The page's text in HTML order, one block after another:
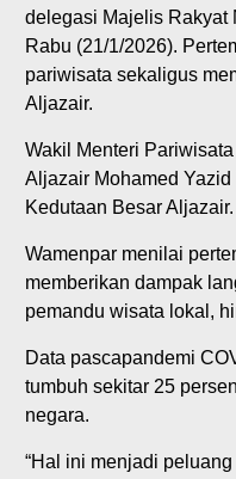
delegasi Majelis Rakyat
Rabu (21/1/2026).
pariwisata sekaligus
Aljazair.
Wakil Menteri
Aljazair Mohamed
Kedutaan Besar Aljazair.
Wamenpar menilai
memberikan dampak
pemandu wisata lokal,
Data pascapandemi
tumbuh sekitar 25
negara.
“Hal ini menjadi